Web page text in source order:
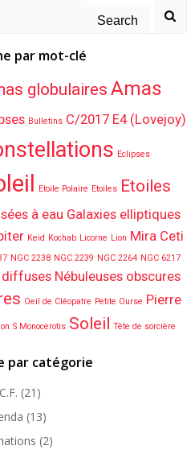
par mot-clé
globulaires Amas
Bulletins C/2017 E4 (Lovejoy)
Eclipses
Etoile Polaire Etoiles Etoiles
à eau Galaxies elliptiques
Keid Kochab Licorne Lion Mira Ceti
NGC 2238 NGC 2239 NGC 2264 NGC 6217
diffuses Nébuleuses obscures
Oeil de Cléopatre Petite Ourse Pierre
S Monocerotis Soleil Tête de sorcière
par catégorie
(21)
(13)
(2)